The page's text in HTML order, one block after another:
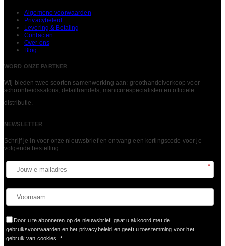
Algemene voorwaarden
Privacybeleid
Levering & Betaling
Contacten
Over ons
Blog
WORD ONZE PARTNER
Wij bieden twee soorten samenwerking aan: groothandelverkoop voor
schoonheidssalons, detailhandels, manicurespecialisten en officiële
distributie.
NEWSLETTER
Schrijf je in voor onze nieuwsbrief en ontvang een kortingscode voor je
volgende bestelling.​
*
Door u te abonneren op de nieuwsbrief, gaat u akkoord met de
gebruiksvoorwaarden en het privacybeleid en geeft u toestemming voor het
gebruik van cookies.
*